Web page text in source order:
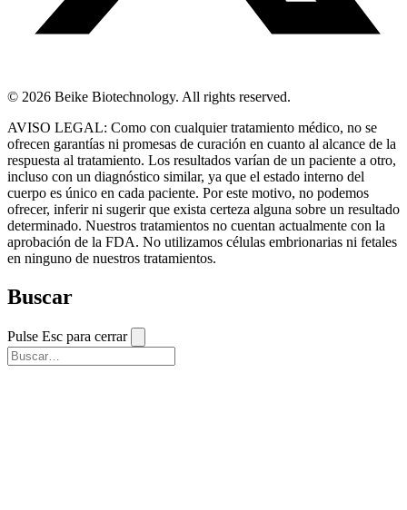
© 2026 Beike Biotechnology. All rights reserved.
AVISO LEGAL: Como con cualquier tratamiento médico, no se
ofrecen garantías ni promesas de curación en cuanto al alcance de la
respuesta al tratamiento. Los resultados varían de un paciente a otro,
incluso con un diagnóstico similar, ya que el estado interno del
cuerpo es único en cada paciente. Por este motivo, no podemos
ofrecer, inferir ni sugerir que exista certeza alguna sobre un resultado
determinado. Nuestros tratamientos no cuentan actualmente con la
aprobación de la FDA. No utilizamos células embrionarias ni fetales
en ninguno de nuestros tratamientos.
Buscar
Pulse Esc para cerrar